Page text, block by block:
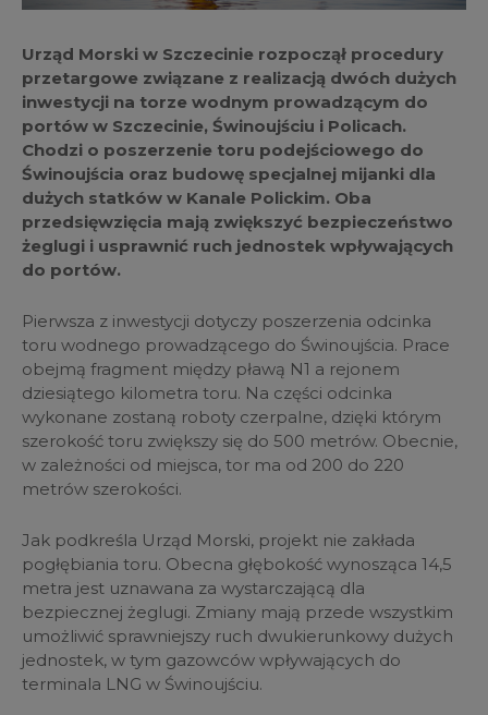
Urząd Morski w Szczecinie rozpoczął procedury
przetargowe związane z realizacją dwóch dużych
inwestycji na torze wodnym prowadzącym do
portów w Szczecinie, Świnoujściu i Policach.
Chodzi o poszerzenie toru podejściowego do
Świnoujścia oraz budowę specjalnej mijanki dla
dużych statków w Kanale Polickim. Oba
przedsięwzięcia mają zwiększyć bezpieczeństwo
żeglugi i usprawnić ruch jednostek wpływających
do portów.
Pierwsza z inwestycji dotyczy poszerzenia odcinka
toru wodnego prowadzącego do Świnoujścia. Prace
obejmą fragment między pławą N1 a rejonem
dziesiątego kilometra toru. Na części odcinka
wykonane zostaną roboty czerpalne, dzięki którym
szerokość toru zwiększy się do 500 metrów. Obecnie,
w zależności od miejsca, tor ma od 200 do 220
metrów szerokości.
Jak podkreśla Urząd Morski, projekt nie zakłada
pogłębiania toru. Obecna głębokość wynosząca 14,5
metra jest uznawana za wystarczającą dla
bezpiecznej żeglugi. Zmiany mają przede wszystkim
umożliwić sprawniejszy ruch dwukierunkowy dużych
jednostek, w tym gazowców wpływających do
terminala LNG w Świnoujściu.